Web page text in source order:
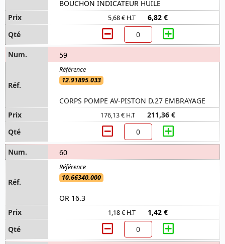
BOUCHON INDICATEUR HUILE
5,68 € H.T 6,82 €
59
12.91895.033
CORPS POMPE AV-PISTON D.27 EMBRAYAGE
176,13 € H.T 211,36 €
60
10.66340.000
OR 16.3
1,18 € H.T 1,42 €